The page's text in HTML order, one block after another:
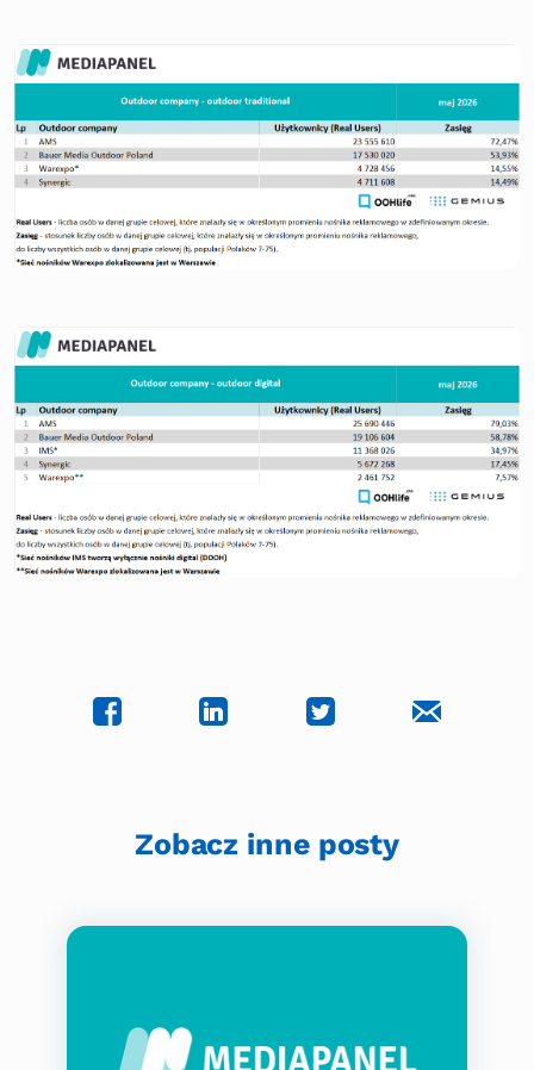
Zobacz inne posty